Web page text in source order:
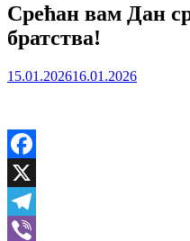
Срећан вам Дан
братства!
15.01.202616.01.2026
Facebook
X
Telegram